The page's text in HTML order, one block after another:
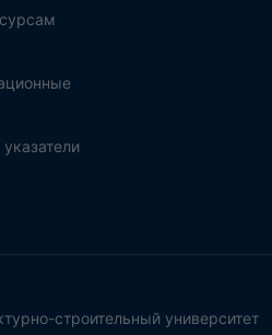
строительный университет